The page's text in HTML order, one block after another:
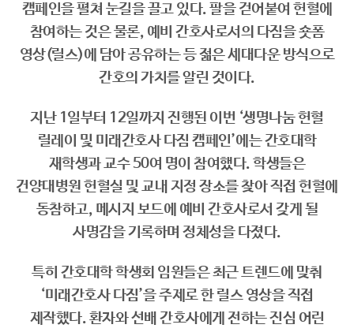
캠페인을 펼쳐 눈길을 끌고 있다. 팔을 걷어붙여 헌혈에
참여하는 것은 물론, 예비 간호사로서의 다짐을 숏폼
영상(릴스)에 담아 공유하는 등 젊은 세대다운 방식으로
간호의 가치를 알린 것이다.
지난 1일부터 12일까지 진행된 이번 ‘생명나눔 헌혈
릴레이 및 미래간호사 다짐 캠페인’에는 간호대학
재학생과 교수 50여 명이 참여했다. 학생들은
건양대병원 헌혈실 및 교내 지정 장소를 찾아 직접 헌혈에
동참하고, 메시지 보드에 예비 간호사로서 갖게 될
사명감을 기록하며 정체성을 다졌다.
특히 간호대학 학생회 임원들은 최근 트렌드에 맞춰
‘미래간호사 다짐’을 주제로 한 릴스 영상을 직접
제작했다. 환자와 선배 간호사에게 전하는 진심 어린